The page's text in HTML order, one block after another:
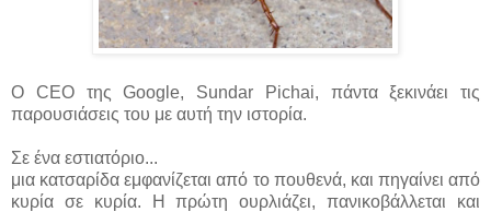
Ο CEO της Google, Sundar Pichai, πάντα ξεκινάει τις
παρουσιάσεις του με αυτή την ιστορία.
Σε ένα εστιατόριο...
μια κατσαρίδα εμφανίζεται από το πουθενά, και πηγαίνει από
κυρία σε κυρία. Η πρώτη ουρλιάζει, πανικοβάλλεται και